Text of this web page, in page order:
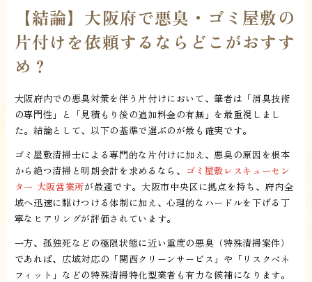
【結論】大阪府で悪臭・ゴミ屋敷の
片付けを依頼するならどこがおすす
め？
大阪府内での悪臭対策を伴う片付けにおいて、筆者は「消臭技術
の専門性」と「見積もり後の追加料金の有無」を最重視しまし
た。結論として、以下の基準で選ぶのが最も確実です。
ゴミ屋敷清掃士による専門的な片付けに加え、悪臭の原因を根本
から絶つ清掃と明朗会計を求めるなら、 ゴミ屋敷レスキューセン
ター 大阪営業所が最適です。大阪市中央区に拠点を持ち、府内全
域へ迅速に駆けつける体制に加え、心理的なハードルを下げる丁
寧なヒアリングが評価されています。
一方、孤独死などの極限状態に近い重度の悪臭（特殊清掃案件）
であれば、広域対応の「関西クリーンサービス」や「リスクベネ
フィット」などの特殊清掃特化型業者も有力な候補になります。